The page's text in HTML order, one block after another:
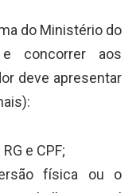
do Ministério do
concorrer aos
deve apresentar
RG e CPF;
física ou o